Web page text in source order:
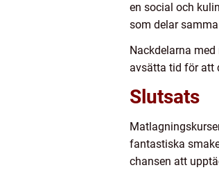
en social och
som delar
Nackdelarna
avsätta tid för att
Slutsats
fantastiska
chansen att